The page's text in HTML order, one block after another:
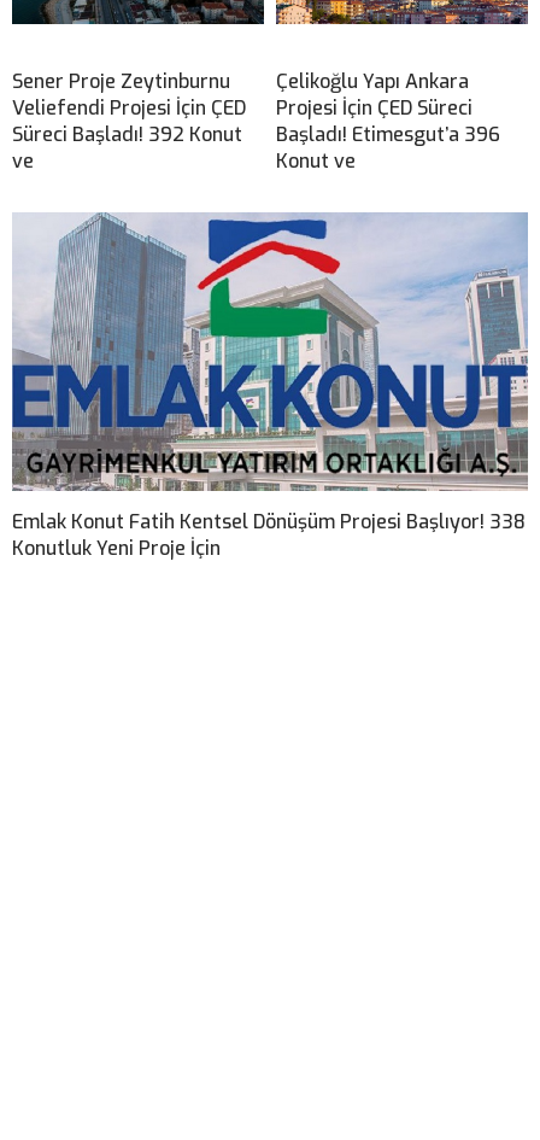
Sener Proje Zeytinburnu
Veliefendi Projesi İçin ÇED
Süreci Başladı! 392 Konut
ve
Çelikoğlu Yapı Ankara
Projesi İçin ÇED Süreci
Başladı! Etimesgut’a 396
Konut ve
Emlak Konut Fatih Kentsel Dönüşüm Projesi Başlıyor! 338
Konutluk Yeni Proje İçin